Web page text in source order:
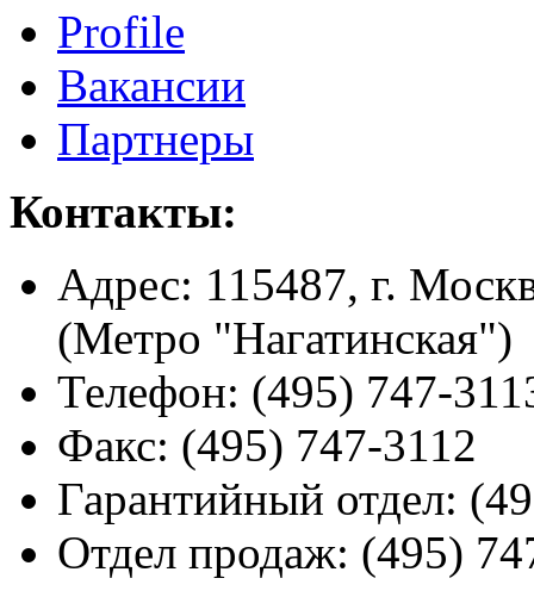
Profile
Вакансии
Партнеры
Контакты:
Адрес: 115487, г.
(Метро "Нагатинская")
Телефон: (495) 747-
Факс: (495) 747-3112
Гарантийный отдел:
Отдел продаж: (495)